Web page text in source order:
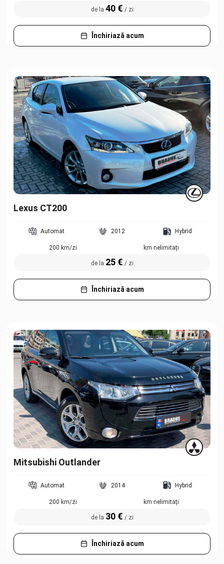
de la 40 € / zi
Închiriază acum
Lexus CT200
Automat 2012 Hybrid
200 km/zi km nelimitați
de la 25 € / zi
Închiriază acum
Mitsubishi Outlander
Automat 2014 Hybrid
200 km/zi km nelimitați
de la 30 € / zi
Închiriază acum